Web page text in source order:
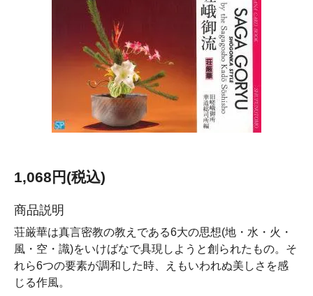
1,068円(税込)
商品説明
荘厳華は真言密教の教えである6大の思想(地・水・火・
風・空・識)をいけばなで具現しようと創られたもの。そ
れら6つの要素が調和した時、えもいわれぬ美しさを感
じる作風。